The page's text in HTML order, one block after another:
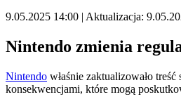
9.05.2025 14:00 | Aktualizacja:
Nintendo zmienia
Nintendo właśnie zaktualizowało
konsekwencjami, które mogą